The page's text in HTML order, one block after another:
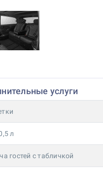
услуги
л
гостей с табличкой